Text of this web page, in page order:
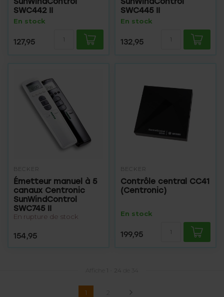
SWC442 II
En stock
127,95
SWC445 II
En stock
132,95
BECKER
Émetteur manuel à 5
canaux Centronic
SunWindControl
SWC745 II
En rupture de stock
154,95
BECKER
Contrôle central CC41
(Centronic)
En stock
199,95
Affiche 1 24 de 34
1